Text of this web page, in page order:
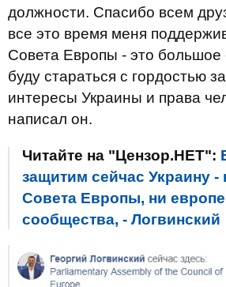
должности. Спасибо всем
все это время меня
Совета Европы - это большое
буду стараться с гордостью
интересы Украины и права
написал он.
Читайте на "Цензор.НЕТ":
защитим сейчас Украину -
Совета Европы, ни
сообщества, - Логвинский